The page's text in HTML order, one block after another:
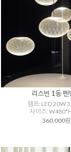
리스빈 1등 펜
램프: LED 20W
사이즈:
360,000원